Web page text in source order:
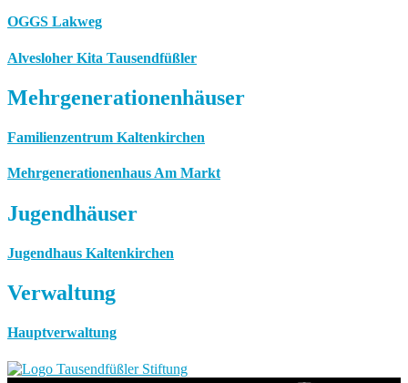
OGGS Lakweg
Alvesloher Kita Tausendfüßler
Mehrgenerationenhäuser
Familienzentrum Kaltenkirchen
Mehrgenerationenhaus Am Markt
Jugendhäuser
Jugendhaus Kaltenkirchen
Verwaltung
Hauptverwaltung